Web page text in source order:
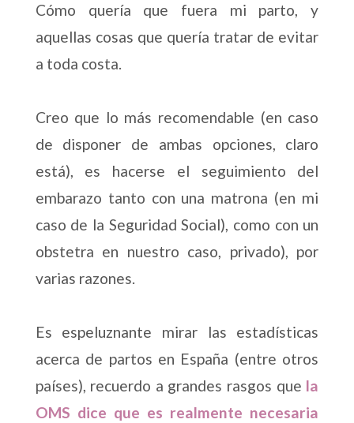
Cómo quería que fuera mi parto, y
aquellas cosas que quería tratar de evitar
a toda costa.
Creo que lo más recomendable (en caso
de disponer de ambas opciones, claro
está), es hacerse el seguimiento del
embarazo tanto con una matrona (en mi
caso de la Seguridad Social), como con un
obstetra en nuestro caso, privado), por
varias razones.
Es espeluznante mirar las estadísticas
acerca de partos en España (entre otros
países), recuerdo a grandes rasgos que la
OMS dice que es realmente necesaria